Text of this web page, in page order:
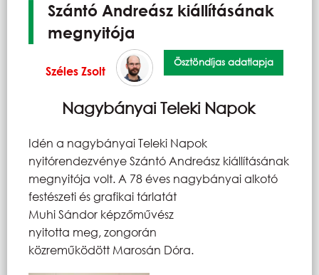
Szántó Andreász kiállításának
megnyitója
Széles Zsolt
Ösztöndíjas adatlapja
Nagybányai Teleki Napok
Idén a nagybányai Teleki Napok
nyitórendezvénye Szántó Andreász kiállításának
megnyitója volt. A 78 éves nagybányai alkotó
festészeti és grafikai tárlatát
Muhi Sándor képzőművész
nyitotta meg, zongorán
közreműködött Marosán Dóra.